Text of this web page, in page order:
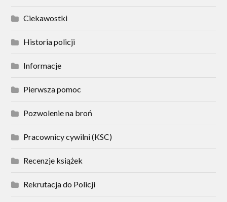
Ciekawostki
Historia policji
Informacje
Pierwsza pomoc
Pozwolenie na broń
Pracownicy cywilni (KSC)
Recenzje książek
Rekrutacja do Policji